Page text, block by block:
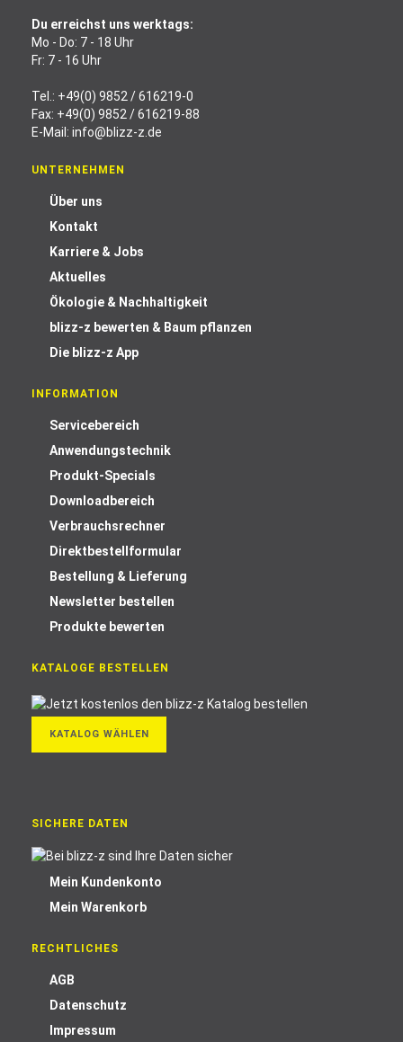
Du erreichst uns werktags:
Mo - Do: 7 - 18 Uhr
Fr: 7 - 16 Uhr
Tel.: +49(0) 9852 / 616219-0
Fax: +49(0) 9852 / 616219-88
E-Mail: info@blizz-z.de
UNTERNEHMEN
Über uns
Kontakt
Karriere & Jobs
Aktuelles
Ökologie & Nachhaltigkeit
blizz-z bewerten & Baum pflanzen
Die blizz-z App
INFORMATION
Servicebereich
Anwendungstechnik
Produkt-Specials
Downloadbereich
Verbrauchsrechner
Direktbestellformular
Bestellung & Lieferung
Newsletter bestellen
Produkte bewerten
KATALOGE BESTELLEN
KATALOG WÄHLEN
SICHERE DATEN
Mein Kundenkonto
Mein Warenkorb
RECHTLICHES
AGB
Datenschutz
Impressum